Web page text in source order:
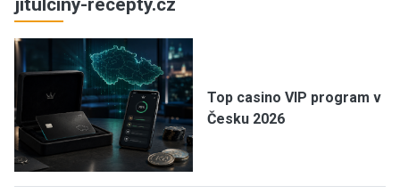
Top casino VIP program v
Česku 2026